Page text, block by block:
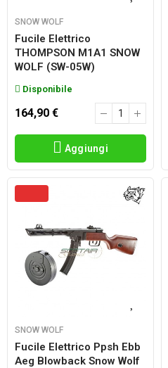
SNOW WOLF
Fucile Elettrico
THOMPSON M1A1 SNOW
WOLF (SW-05W)
Disponibile
164,90 €
Aggiungi
SNOW WOLF
Fucile Elettrico Ppsh Ebb
Aeg Blowback Snow Wolf